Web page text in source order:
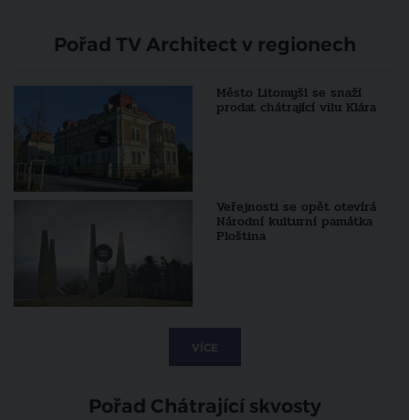
Pořad TV Architect v regionech
Město Litomyšl se snaží
prodat chátrající vilu Klára
Veřejnosti se opět otevírá
Národní kulturní památka
Ploština
VÍCE
Pořad Chátrající skvosty